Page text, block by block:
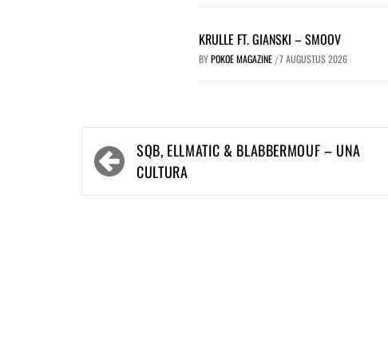
KRULLE FT. GIANSKI – SMOOV
BYPOKOE MAGAZINE /7 AUGUSTUS 2026
Bericht
navigatie
SQB, ELLMATIC & BLABBERMOUF – UNA
CULTURA